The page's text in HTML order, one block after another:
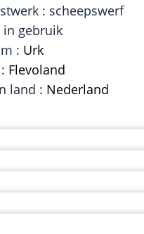
: scheepswerf
in gebruik
: Urk
Flevoland
land : Nederland